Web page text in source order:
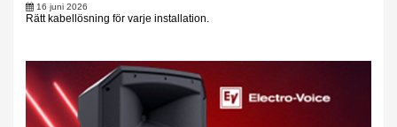
16 juni 2026
Rätt kabellösning för varje installation.